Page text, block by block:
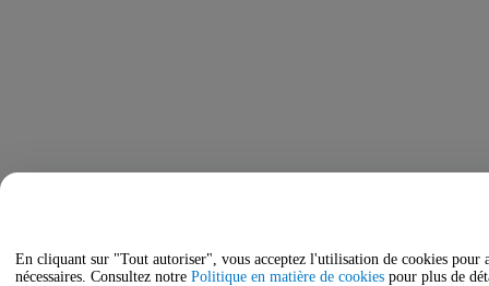
En cliquant sur "Tout autoriser", vous acceptez l'utilisation de cookies
nécessaires. Consultez notre Politique en matière de cookies pour plus de